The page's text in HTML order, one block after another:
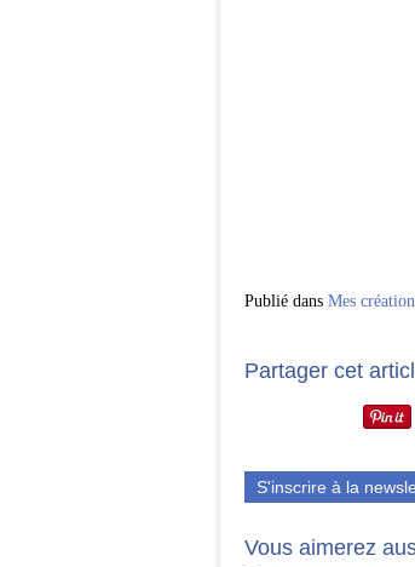
Publié dans Mes
Partager cet
S'inscrire à la
Vous aimerez